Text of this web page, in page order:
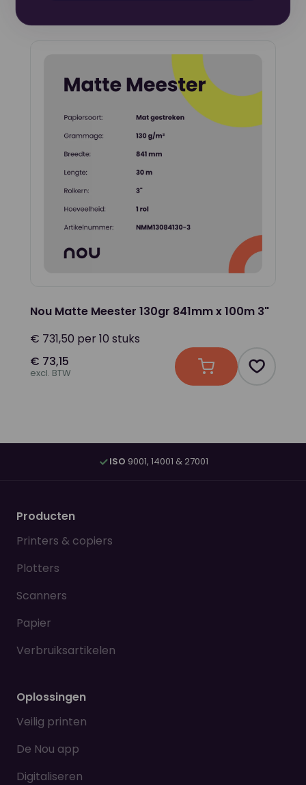
Nou Matte Meester 130gr 841mm x 100m 3"
€ 731,50 per 10 stuks
€ 73,15
excl. BTW In winkelwagen
Product
ISO 9001, 14001 & 27001
Producten
Printers & copiers
Plotters
Scanners
Papier
Verbruiksartikelen
Oplossingen
Veilig printen
De Nou app
Digitaliseren